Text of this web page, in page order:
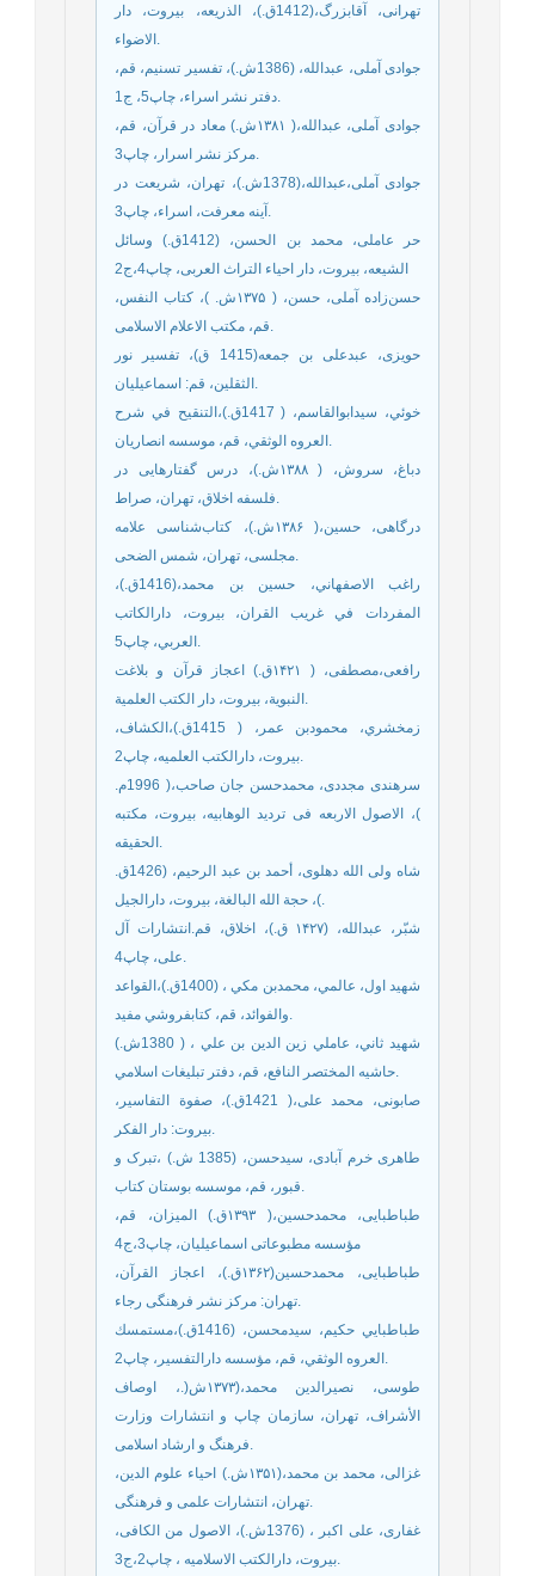
تهرانی، آقابزرگ،(1412ق.)، الذریعه، بیروت، دار
الاضواء.
جوادی آملی، عبدالله، (1386ش.)، تفسیر تسنیم، قم،
دفتر نشر اسراء، چاپ5، ج1.
جوادی آملی، عبدالله،( ۱۳۸۱ش.) معاد در قرآن، قم،
مرکز نشر اسرار، چاپ3.
جوادی آملی،عبدالله،(1378ش.)، تهران، شریعت در
آینه معرفت، اسراء، چاپ3.
حر عاملی، محمد بن الحسن، (1412ق.) وسائل
الشیعه، بیروت، دار احیاء التراث العربی، چاپ4،ج2
حسن‌زاده آملی، حسن، ( ۱۳۷۵ش. )، کتاب النفس،
قم، مکتب الاعلام الاسلامی.
حويزى، عبدعلى بن جمعه(1415 ق‏)، تفسیر نور
الثقلين، قم:‏ اسماعيليان‏.
خوئي، سيدابوالقاسم، ( 1417ق.)،التنقيح في شرح
العروه الوثقي، قم، موسسه انصاريان.
دباغ، سروش، ( ۱۳۸۸ش.)، درس‌ گفتارهایی در
فلسفه اخلاق، تهران، صراط.
درگاهی، حسین،( ۱۳۸۶ش.)، کتاب‌شناسی علامه
مجلسی، تهران، شمس الضحی.
راغب الاصفهاني، حسين بن محمد،(1416ق.)،
المفردات في غريب القران، بيروت، دارالكاتب
العربي، چاپ5.
رافعی،مصطفی، ( ۱۴۲۱ق.) اعجاز قرآن و بلاغت
النبویة، بیروت، دار الکتب العلمیة.
زمخشري، محمودبن عمر، ( 1415ق.)،الكشاف،
بيروت، دارالكتب العلميه، چاپ2.
سرهندی مجددی، محمدحسن جان صاحب،( 1996م.
)، الاصول الاربعه فی تردید الوهابیه، بيروت، مکتبه
الحقیقه.
شاه ولی الله دهلوی، أحمد بن عبد الرحيم، (1426ق.
)، حجة الله البالغة، بيروت، دارالجيل.
شبّر، عبدالله، (۱۴۲۷ ق.)، اخلاق، قم.انتشارات آل
علی، چاپ4.
شهيد اول، عالمي، محمدبن مكي ، (1400ق.)،القواعد
والفوائد، قم، كتابفروشي مفيد.
شهيد ثاني، عاملي زين الدين بن علي ، ( 1380ش.)
حاشيه المختصر النافع، قم، دفتر تبليغات اسلامي.
صابونى، محمد على،( 1421ق.)‏، ‏صفوة التفاسير،
بيروت: دار الفكر.
طاهری خرم آبادی، سیدحسن، (1385 ش.) ،تبرک و
قبور، قم، موسسه بوستان کتاب.
طباطبایی، محمدحسین،( ۱۳۹۳ق.) المیزان، قم،
مؤسسه مطبوعاتی اسماعیلیان، چاپ3،ج4
طباطبایی، محمدحسین(١٣۶٢ق.)، اعجاز القرآن،
تهران: مرکز نشر فرهنگی رجاء.
طباطبايي حكيم، سيدمحسن، (1416ق.)،مستمسك
العروه الوثقي، قم، مؤسسه دارالتفسير، چاپ2.
طوسی، نصیرالدین محمد،(۱۳۷۳ش(.، اوصاف
الأشراف، تهران، سازمان چاپ و انتشارات وزارت
فرهنگ و ارشاد اسلامی.
غزالی، محمد بن محمد،(۱۳۵۱ش.) احیاء علوم الدین،
تهران، انتشارات علمی و فرهنگی.
غفاری، علی اکبر ، (1376ش.)، الاصول من الکافی،
بیروت، دارالکتب الاسلامیه ، چاپ2،ج3.